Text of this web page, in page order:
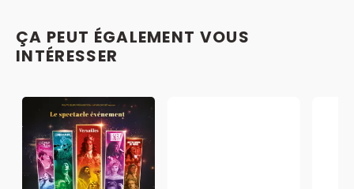
ÇA PEUT ÉGALEMENT VOUS
INTÉRESSER